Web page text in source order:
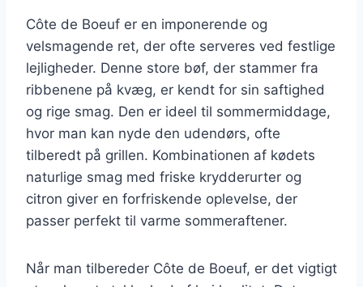
Côte de Boeuf er en imponerende og
velsmagende ret, der ofte serveres ved festlige
lejligheder. Denne store bøf, der stammer fra
ribbenene på kvæg, er kendt for sin saftighed
og rige smag. Den er ideel til sommermiddage,
hvor man kan nyde den udendørs, ofte
tilberedt på grillen. Kombinationen af kødets
naturlige smag med friske krydderurter og
citron giver en forfriskende oplevelse, der
passer perfekt til varme sommeraftener.
Når man tilbereder Côte de Boeuf, er det vigtigt